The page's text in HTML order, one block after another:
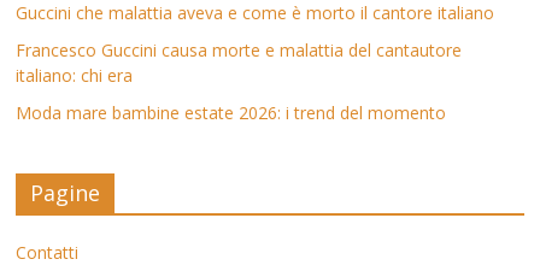
Guccini che malattia aveva e come è morto il cantore italiano
Francesco Guccini causa morte e malattia del cantautore
italiano: chi era
Moda mare bambine estate 2026: i trend del momento
Pagine
Contatti